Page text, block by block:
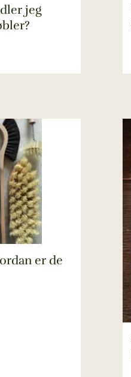
jeg
er de